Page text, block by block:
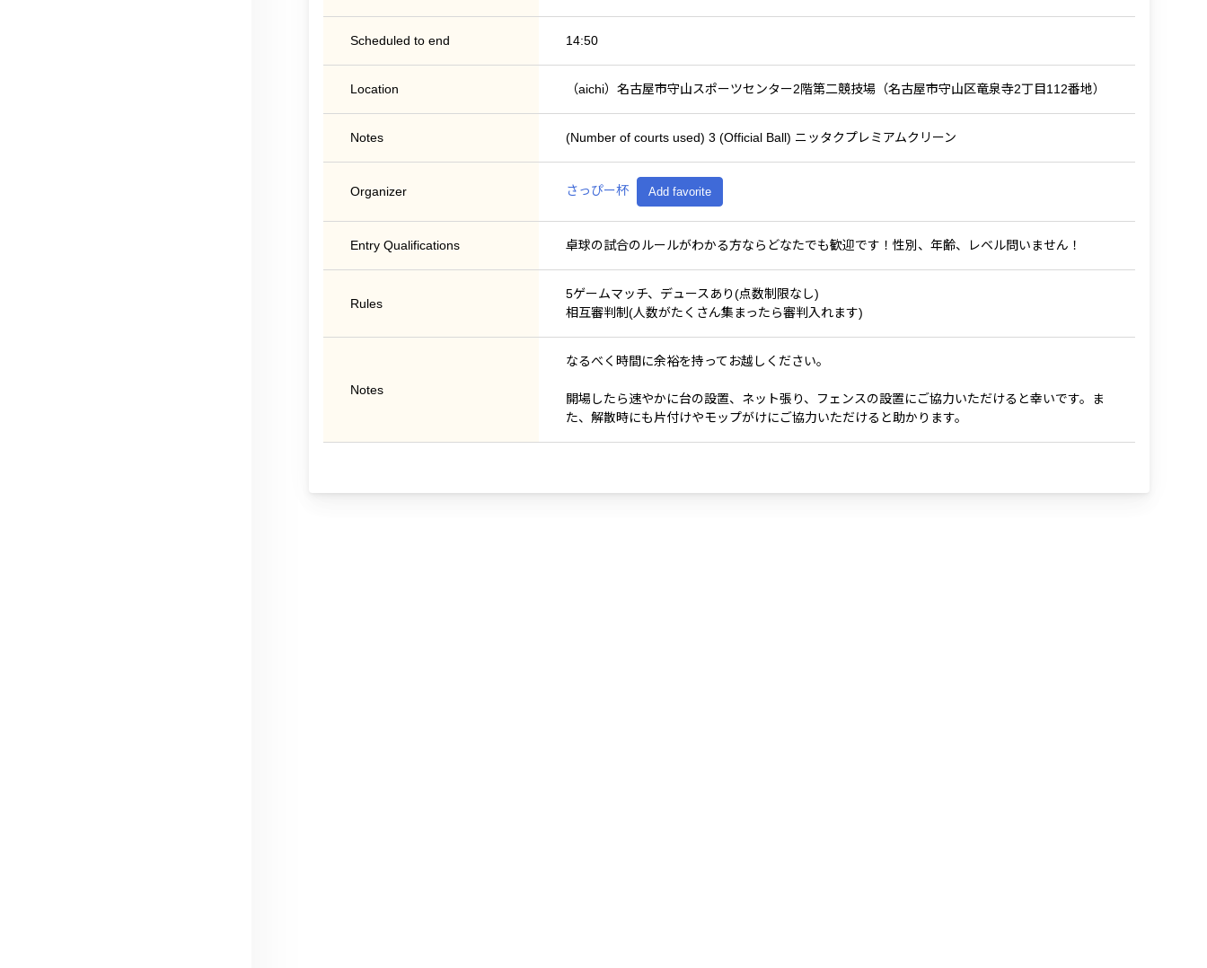
Scheduled to end 14:50
Location （aichi）名古屋市守山スポーツセンター2階第二競技場（名古屋市守山区竜泉寺2丁目112番地）
Notes (Number of courts used) 3 (Official Ball) ニッタクプレミアムクリーン
Organizer さっぴー杯 Add favorite
Entry Qualifications 卓球の試合のルールがわかる方ならどなたでも歓迎です！性別、年齢、レベル問いません！
Rules
5ゲームマッチ、デュースあり(点数制限なし)
相互審判制(人数がたくさん集まったら審判入れます)
Notes
なるべく時間に余裕を持ってお越しください。
開場したら速やかに台の設置、ネット張り、フェンスの設置にご協力いただけると幸いです。ま
た、解散時にも片付けやモップがけにご協力いただけると助かります。